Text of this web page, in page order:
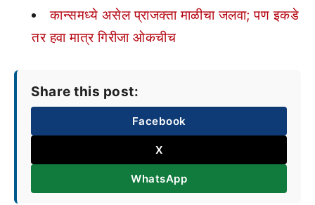
कान्समध्ये असेल प्राजक्ता माळीचा जलवा; पण इकडे
तर हवा मात्र गिरीजा ओकचीच
Share this post:
Facebook
X
WhatsApp